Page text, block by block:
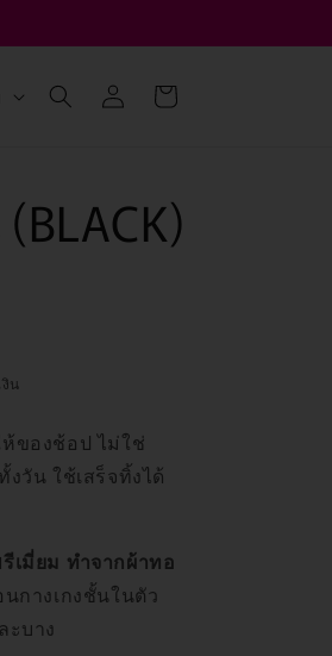
เข้าสู่
ระบบ
ตะกร้า
สินค้า
น
ของช้อป ไม่ใช่
วัน ใช้เสร็จทิ้งได้
เมี่ยม ทำจากผ้าทอ
กางเกงชั้นในตัว
ะบาง